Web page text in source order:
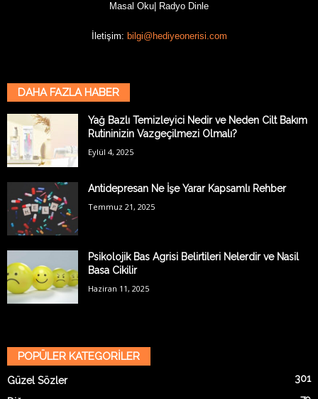
Masal Oku Radyo Dinle
İletişim: bilgi@hediyeonerisi.com
DAHA FAZLA HABER
Yağ Bazlı Temizleyici Nedir ve Neden Cilt Bakım
Rutininizin Vazgeçilmezi Olmalı?
Eylül 4, 2025
Antidepresan Ne İşe Yarar Kapsamlı Rehber
Temmuz 21, 2025
Psikolojik Bas Agrisi Belirtileri Nelerdir ve Nasil
Basa Cikilir
Haziran 11, 2025
POPÜLER KATEGORİLER
Güzel Sözler 301